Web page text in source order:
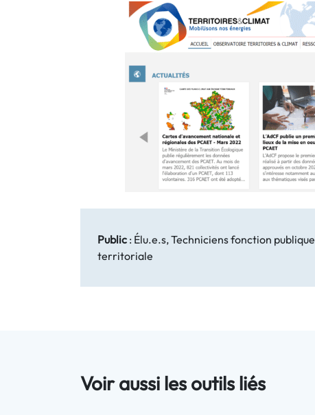
Public : Élu.e.s, Techniciens fonction publique
territoriale
Voir aussi les outils liés